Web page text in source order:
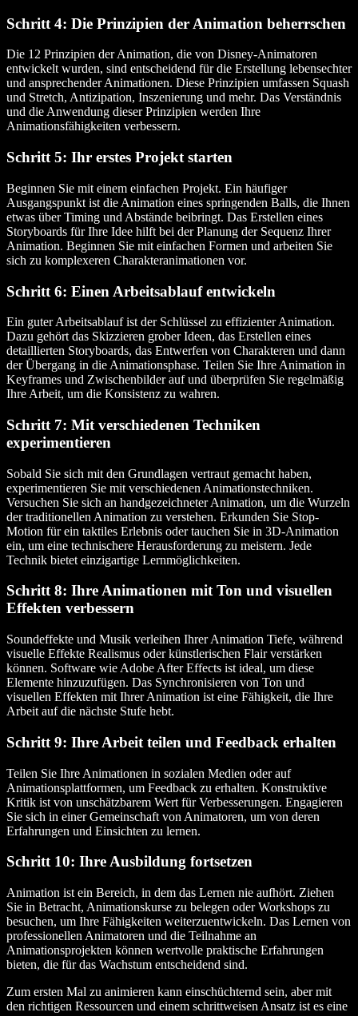
Schritt 4: Die Prinzipien der Animation beherrschen
Die 12 Prinzipien der Animation, die von Disney-Animatoren
entwickelt wurden, sind entscheidend für die Erstellung lebensechter
und ansprechender Animationen. Diese Prinzipien umfassen Squash
und Stretch, Antizipation, Inszenierung und mehr. Das Verständnis
und die Anwendung dieser Prinzipien werden Ihre
Animationsfähigkeiten verbessern.
Schritt 5: Ihr erstes Projekt starten
Beginnen Sie mit einem einfachen Projekt. Ein häufiger
Ausgangspunkt ist die Animation eines springenden Balls, die Ihnen
etwas über Timing und Abstände beibringt. Das Erstellen eines
Storyboards für Ihre Idee hilft bei der Planung der Sequenz Ihrer
Animation. Beginnen Sie mit einfachen Formen und arbeiten Sie
sich zu komplexeren Charakteranimationen vor.
Schritt 6: Einen Arbeitsablauf entwickeln
Ein guter Arbeitsablauf ist der Schlüssel zu effizienter Animation.
Dazu gehört das Skizzieren grober Ideen, das Erstellen eines
detaillierten Storyboards, das Entwerfen von Charakteren und dann
der Übergang in die Animationsphase. Teilen Sie Ihre Animation in
Keyframes und Zwischenbilder auf und überprüfen Sie regelmäßig
Ihre Arbeit, um die Konsistenz zu wahren.
Schritt 7: Mit verschiedenen Techniken
experimentieren
Sobald Sie sich mit den Grundlagen vertraut gemacht haben,
experimentieren Sie mit verschiedenen Animationstechniken.
Versuchen Sie sich an handgezeichneter Animation, um die Wurzeln
der traditionellen Animation zu verstehen. Erkunden Sie Stop-
Motion für ein taktiles Erlebnis oder tauchen Sie in 3D-Animation
ein, um eine technischere Herausforderung zu meistern. Jede
Technik bietet einzigartige Lernmöglichkeiten.
Schritt 8: Ihre Animationen mit Ton und visuellen
Effekten verbessern
Soundeffekte und Musik verleihen Ihrer Animation Tiefe, während
visuelle Effekte Realismus oder künstlerischen Flair verstärken
können. Software wie Adobe After Effects ist ideal, um diese
Elemente hinzuzufügen. Das Synchronisieren von Ton und
visuellen Effekten mit Ihrer Animation ist eine Fähigkeit, die Ihre
Arbeit auf die nächste Stufe hebt.
Schritt 9: Ihre Arbeit teilen und Feedback erhalten
Teilen Sie Ihre Animationen in sozialen Medien oder auf
Animationsplattformen, um Feedback zu erhalten. Konstruktive
Kritik ist von unschätzbarem Wert für Verbesserungen. Engagieren
Sie sich in einer Gemeinschaft von Animatoren, um von deren
Erfahrungen und Einsichten zu lernen.
Schritt 10: Ihre Ausbildung fortsetzen
Animation ist ein Bereich, in dem das Lernen nie aufhört. Ziehen
Sie in Betracht, Animationskurse zu belegen oder Workshops zu
besuchen, um Ihre Fähigkeiten weiterzuentwickeln. Das Lernen von
professionellen Animatoren und die Teilnahme an
Animationsprojekten können wertvolle praktische Erfahrungen
bieten, die für das Wachstum entscheidend sind.
Zum ersten Mal zu animieren kann einschüchternd sein, aber mit
den richtigen Ressourcen und einem schrittweisen Ansatz ist es eine